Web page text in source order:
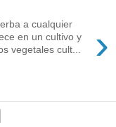
›
a cualquier
en un cultivo y
vegetales cult...